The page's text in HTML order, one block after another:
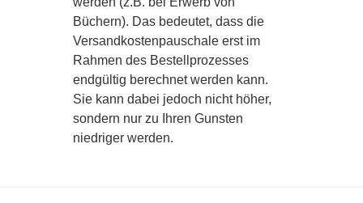
Büchern). Das bedeutet, dass die
Versandkostenpauschale erst im
Rahmen des Bestellprozesses
endgültig berechnet werden kann.
Sie kann dabei jedoch nicht höher,
sondern nur zu Ihren Gunsten
niedriger werden.